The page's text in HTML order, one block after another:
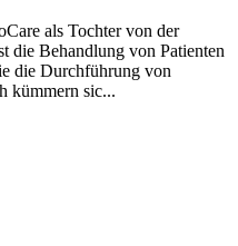
als Tochter von der
die Behandlung von Patienten
die Durchführung von
kümmern sic...